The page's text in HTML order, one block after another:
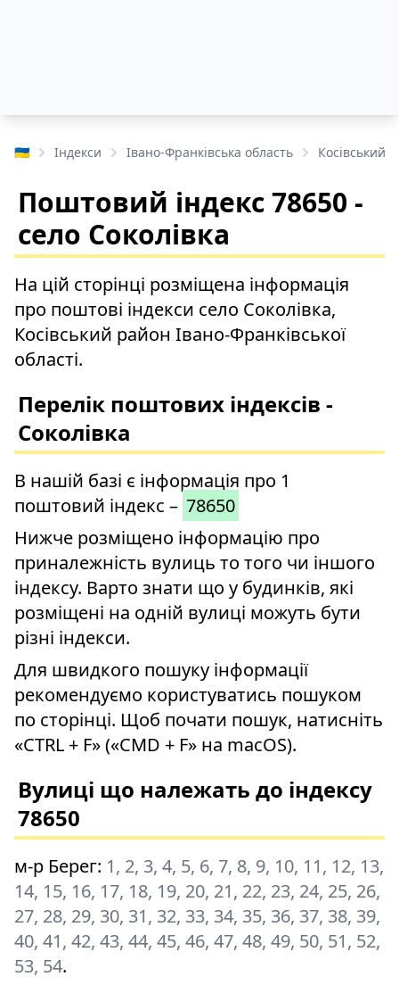
🇺🇦 Індекси Івано-Франківська область Косівський
Поштовий індекс 78650 -
село Соколівка
На цій сторінці розміщена інформація
про поштові індекси село Соколівка,
Косівський район Івано-Франківської
області.
Перелік поштових індексів -
Соколівка
В нашій базі є інформація про 1
поштовий індекс – 78650
Нижче розміщено інформацію про
приналежність вулиць то того чи іншого
індексу. Варто знати що у будинків, які
розміщені на одній вулиці можуть бути
різні індекси.
Для швидкого пошуку інформації
рекомендуємо користуватись пошуком
по сторінці. Щоб почати пошук, натисніть
«CTRL + F» («CMD + F» на macOS).
Вулиці що належать до індексу
78650
м-р Берег: 1, 2, 3, 4, 5, 6, 7, 8, 9, 10, 11, 12, 13,
14, 15, 16, 17, 18, 19, 20, 21, 22, 23, 24, 25, 26,
27, 28, 29, 30, 31, 32, 33, 34, 35, 36, 37, 38, 39,
40, 41, 42, 43, 44, 45, 46, 47, 48, 49, 50, 51, 52,
53, 54.